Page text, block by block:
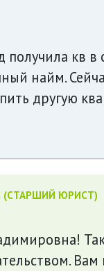
получила кв
найм.
другую
(СТАРШИЙ ЮРИСТ)